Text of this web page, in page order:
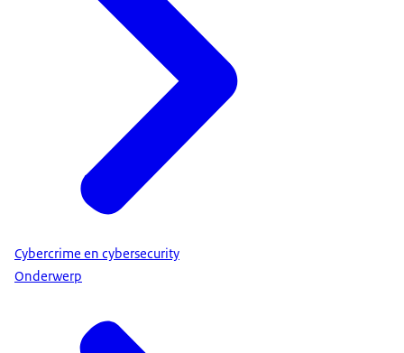
Cybercrime en cybersecurity
Onderwerp